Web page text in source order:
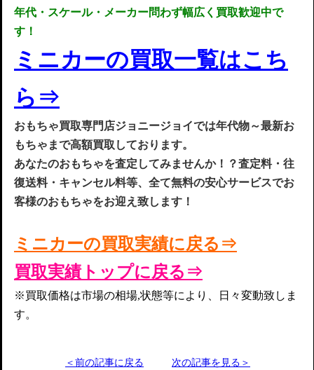
年代・スケール・メーカー問わず幅広く買取歓迎中で
す！
ミニカーの買取一覧はこち
ら ⇒
おもちゃ買取専門店ジョニージョイでは年代物～最新お
もちゃまで高額買取しております。
あなたのおもちゃを査定してみませんか！？査定料・往
復送料・キャンセル料等、全て無料の安心サービスでお
客様のおもちゃをお迎え致します！
ミニカーの買取実績に戻る⇒
買取実績トップに戻る⇒
※買取価格は市場の相場,状態等により、日々変動致しま
す。
＜前の記事に戻る 次の記事を見る＞